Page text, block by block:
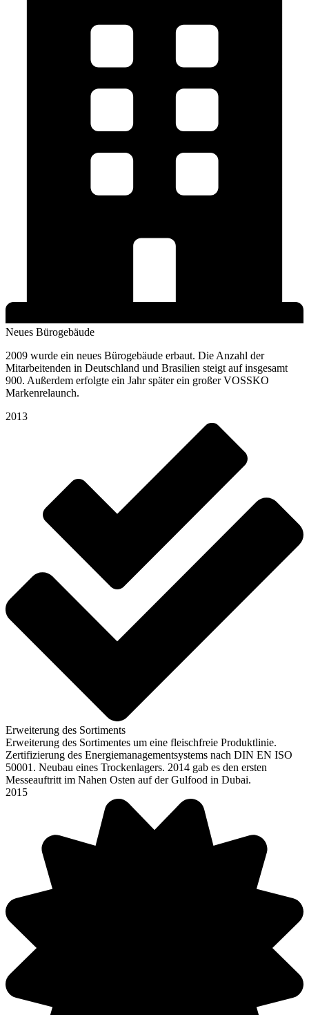
Neues Bürogebäude
2009 wurde ein neues Bürogebäude erbaut. Die Anzahl der
Mitarbeitenden in Deutschland und Brasilien steigt auf insgesamt
900. Außerdem erfolgte ein Jahr später ein großer VOSSKO
Markenrelaunch.
2013
Erweiterung des Sortiments
Erweiterung des Sortimentes um eine fleischfreie Produktlinie.
Zertifizierung des Energiemanagement­systems nach DIN EN ISO
50001. Neubau eines Trockenlagers. 2014 gab es den ersten
Messeauftritt im Nahen Osten auf der Gulfood in Dubai.
2015